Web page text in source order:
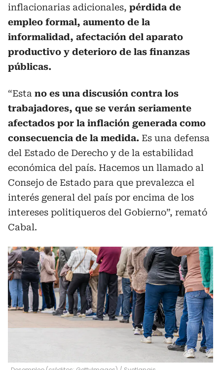
inflacionarias adicionales, pérdida de
empleo formal, aumento de la
informalidad, afectación del aparato
productivo y deterioro de las finanzas
públicas.
“Esta no es una discusión contra los
trabajadores, que se verán seriamente
afectados por la inflación generada como
consecuencia de la medida. Es una defensa
del Estado de Derecho y de la estabilidad
económica del país. Hacemos un llamado al
Consejo de Estado para que prevalezca el
interés general del país por encima de los
intereses politiqueros del Gobierno”, remató
Cabal.